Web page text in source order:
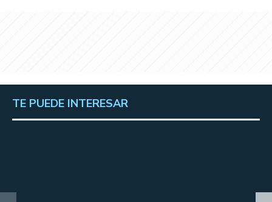
TE PUEDE INTERESAR